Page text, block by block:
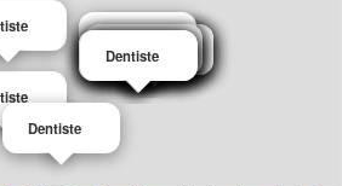
Dentiste
Dentiste
Dentiste
Dentiste
Dentiste
Dentiste
Dentiste
Dentiste
Dentiste
Dentiste
Dentiste
Dentiste
Dentiste
Dentiste
Dentiste
Dentiste